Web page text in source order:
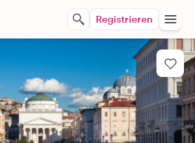
Registrieren